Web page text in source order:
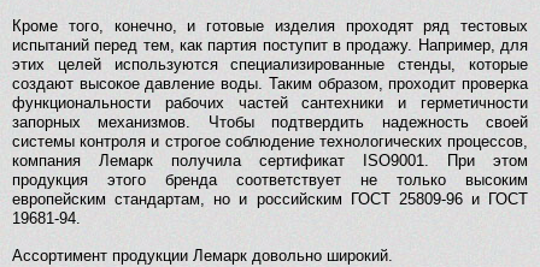
Кроме того, конечно, и готовые изделия проходят ряд тестовых
испытаний перед тем, как партия поступит в продажу. Например, для
этих целей используются специализированные стенды, которые
создают высокое давление воды. Таким образом, проходит проверка
функциональности рабочих частей сантехники и герметичности
запорных механизмов. Чтобы подтвердить надежность своей
системы контроля и строгое соблюдение технологических процессов,
компания Лемарк получила сертификат
ISO9001. При этом
продукция этого бренда соответствует не только высоким
европейским стандартам, но и российским ГОСТ 25809-96 и ГОСТ
19681-94.
Ассортимент продукции Лемарк довольно широкий.